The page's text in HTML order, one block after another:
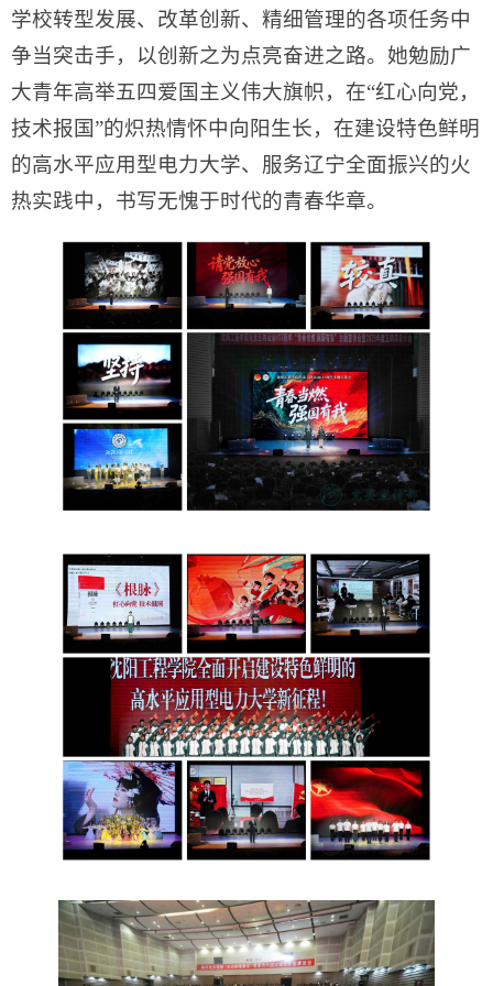
学校转型发展、改革创新、精细管理的各项任务中
争当突击手，以创新之为点亮奋进之路。她勉励广
大青年高举五四爱国主义伟大旗帜，在“红心向党，
技术报国”的炽热情怀中向阳生长，在建设特色鲜明
的高水平应用型电力大学、服务辽宁全面振兴的火
热实践中，书写无愧于时代的青春华章。